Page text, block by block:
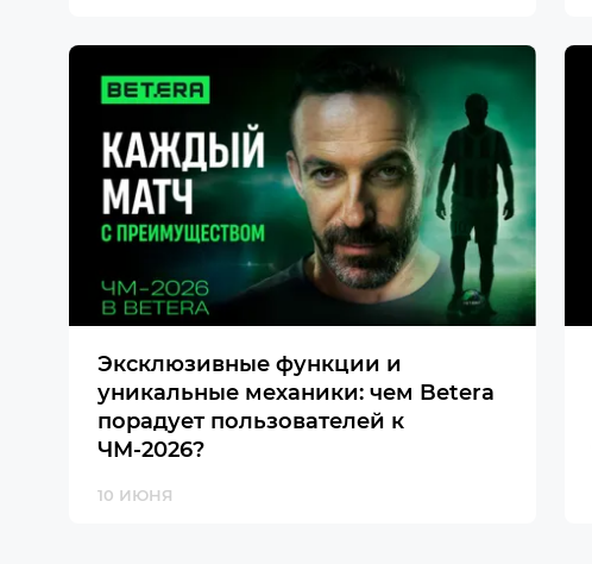
Эксклюзивные функции и
уникальные механики: чем Betera
порадует пользователей к
ЧМ-2026?
10 ИЮНЯ